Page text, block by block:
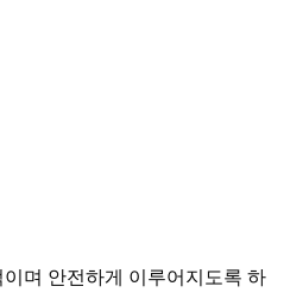
며 안전하게 이루어지도록 하